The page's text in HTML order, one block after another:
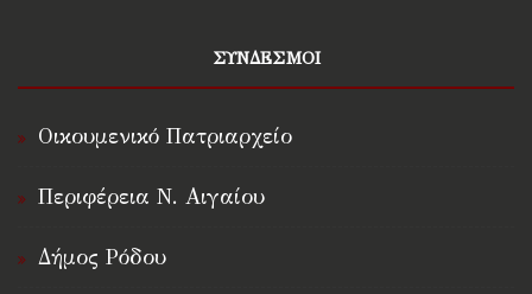
ΣΥΝΔΕΣΜΟΙ
Οικουμενικό Πατριαρχείο
Περιφέρεια Ν. Αιγαίου
Δήμος Ρόδου